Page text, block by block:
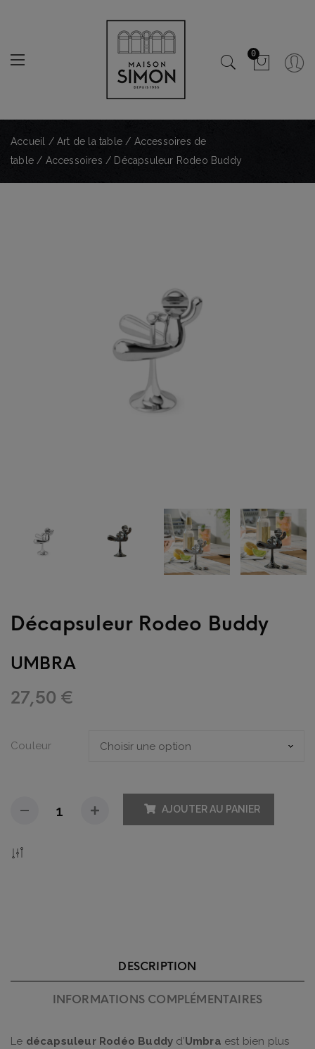
0
Accueil /Art de la table / Accessoires de
table / Accessoires / Décapsuleur Rodeo Buddy
Décapsuleur Rodeo Buddy
UMBRA
27,50€
Couleur
AJOUTER AU PANIER
DESCRIPTION
INFORMATIONS COMPLÉMENTAIRES
Le décapsuleur Rodéo Buddy d’Umbra est bien plus